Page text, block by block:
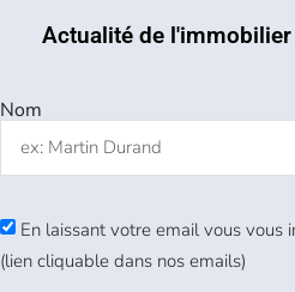
Actualité de
Nom
En laissant votre email vous vous
(lien cliquable dans nos emails)